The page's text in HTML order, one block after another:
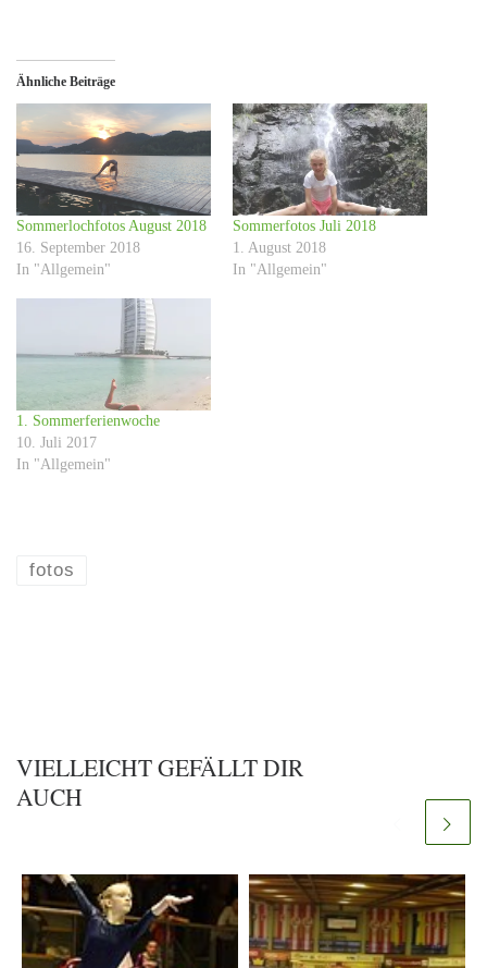
Ähnliche Beiträge
Sommerlochfotos August 2018
16. September 2018
In "Allgemein"
Sommerfotos Juli 2018
1. August 2018
In "Allgemein"
1. Sommerferienwoche
10. Juli 2017
In "Allgemein"
fotos
VIELLEICHT GEFÄLLT DIR
AUCH